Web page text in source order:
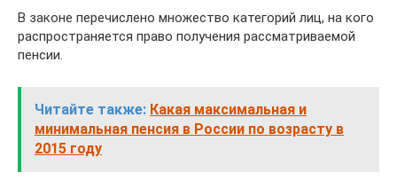
В законе перечислено множество категорий лиц, на кого
распространяется право получения рассматриваемой
пенсии.
Читайте также: Какая максимальная и
минимальная пенсия в России по возрасту в
2015 году